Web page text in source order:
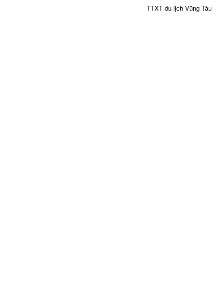
TTXT du lịch Vũng Tàu